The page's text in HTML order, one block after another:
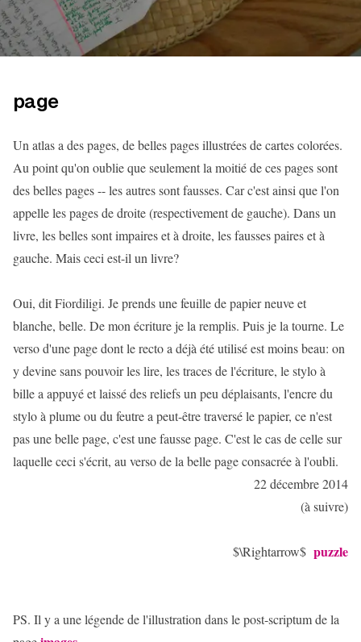
page
Un atlas a des pages, de belles pages illustrées de cartes colorées.
Au point qu'on oublie que seulement la moitié de ces pages sont
des belles pages -- les autres sont fausses. Car c'est ainsi que l'on
appelle les pages de droite (respectivement de gauche). Dans un
livre, les belles sont impaires et à droite, les fausses paires et à
gauche. Mais ceci est-il un livre?
Oui, dit Fiordiligi. Je prends une feuille de papier neuve et
blanche, belle. De mon écriture je la remplis. Puis je la tourne. Le
verso d'une page dont le recto a déjà été utilisé est moins beau: on
y devine sans pouvoir les lire, les traces de l'écriture, le stylo à
bille a appuyé et laissé des reliefs un peu déplaisants, l'encre du
stylo à plume ou du feutre a peut-être traversé le papier, ce n'est
pas une belle page, c'est une fausse page. C'est le cas de celle sur
laquelle ceci s'écrit, au verso de la belle page consacrée à l'oubli.
22 décembre 2014
(à suivre)
$\Rightarrow$ puzzle
PS. Il y a une légende de l'illustration dans le post-scriptum de la